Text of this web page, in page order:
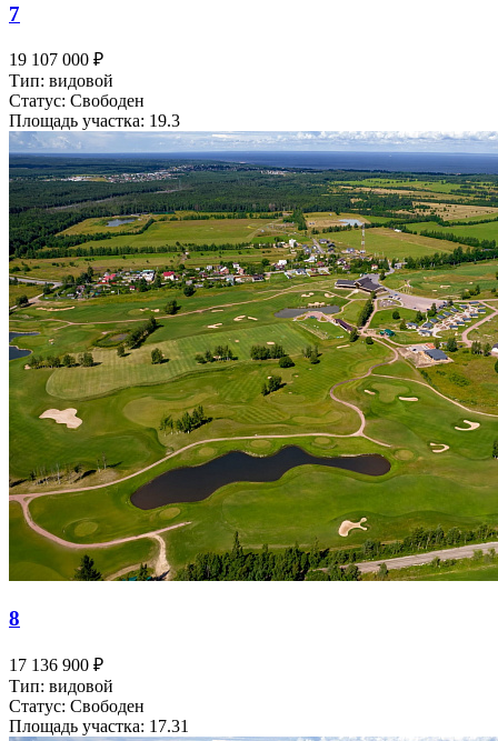
7
19 107 000 ₽
Тип: видовой
Статус: Свободен
Площадь участка: 19.3
8
17 136 900 ₽
Тип: видовой
Статус: Свободен
Площадь участка: 17.31